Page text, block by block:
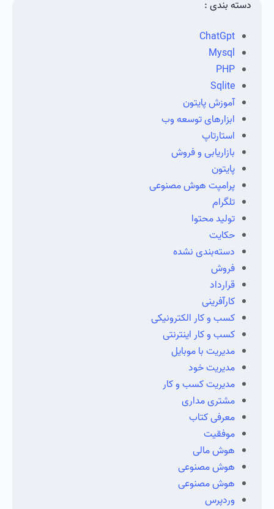
دسته بندی :
ChatGpt
Mysql
PHP
Sqlite
آموزش پایتون
ابزارهای توسعه وب
استارتاپ
بازاریابی و فروش
پایتون
پرامپت هوش مصنوعی
تلگرام
تولید محتوا
حکایت
دسته‌بندی نشده
فروش
قرارداد
کارآفرینی
کسب و کار الکترونیکی
کسب و کار اینترنتی
مدیریت با موبایل
مدیریت خود
مدیریت کسب و کار
مشتری مداری
معرفی کتاب
موفقیت
هوش مالی
هوش مصنوعی
هوش مصنوعی
وردپرس